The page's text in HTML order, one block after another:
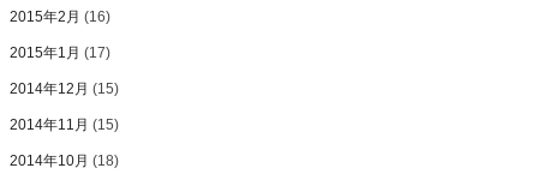
2015年2月 (16)
2015年1月 (17)
2014年12月 (15)
2014年11月 (15)
2014年10月 (18)